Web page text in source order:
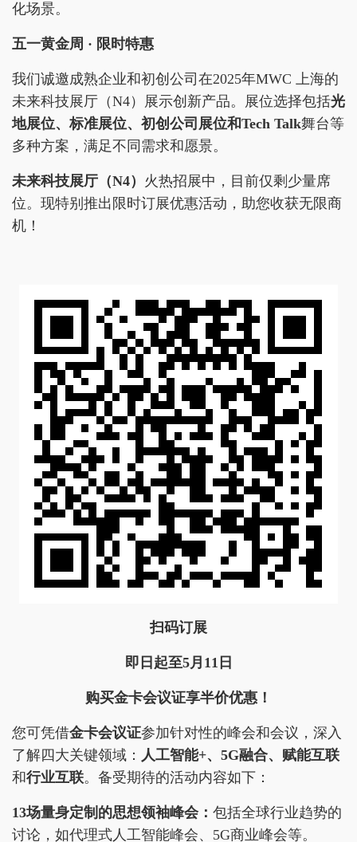
化场景。
五一黄金周 · 限时特惠
我们诚邀成熟企业和初创公司在2025年MWC 上海的
未来科技展厅（N4）展示创新产品。展位选择包括光
地展位、标准展位、初创公司展位和Tech Talk舞台等
多种方案，满足不同需求和愿景。
未来科技展厅（N4） 火热招展中，目前仅剩少量席
位。现特别推出限时订展优惠活动，助您收获无限商
机！
扫码订展
即日起至5月11日
购买金卡会议证享半价优惠！
您可凭借金卡会议证参加针对性的峰会和会议，深入
了解四大关键领域： 人工智能+、5G融合、赋能互联
和行业互联。备受期待的活动内容如下：
13场量身定制的思想领袖峰会： 包括全球行业趋势的
讨论，如代理式人工智能峰会、5G商业峰会等。